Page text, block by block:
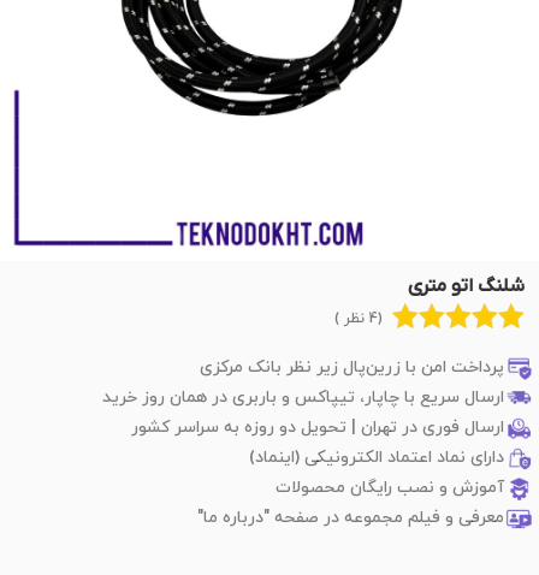
شلنگ اتو متری
(4 نظر )
پرداخت امن با زرین‌پال زیر نظر بانک مرکزی
ارسال سریع با چاپار، تیپاکس و باربری در همان روز خرید
ارسال فوری در تهران | تحویل دو روزه به سراسر کشور
دارای نماد اعتماد الکترونیکی (اینماد)
آموزش و نصب رایگان محصولات
معرفی و فیلم مجموعه در صفحه "درباره ما"